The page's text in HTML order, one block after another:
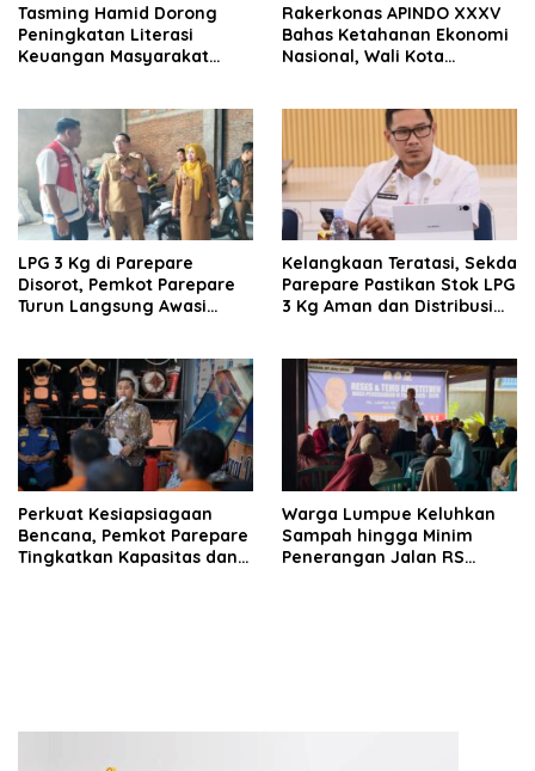
Tasming Hamid Dorong
Peningkatan Literasi
Keuangan Masyarakat
Rakerkonas APINDO XXXV
Bahas Ketahanan Ekonomi
Nasional, Wali Kota
LPG 3 Kg di Parepare
Disorot, Pemkot Parepare
Turun Langsung Awasi
Kelangkaan Teratasi, Sekda
Parepare Pastikan Stok LPG
3 Kg Aman dan Distribusi
Perkuat Kesiapsiagaan
Bencana, Pemkot Parepare
Tingkatkan Kapasitas dan
Warga Lumpue Keluhkan
Sampah hingga Minim
Penerangan Jalan RS